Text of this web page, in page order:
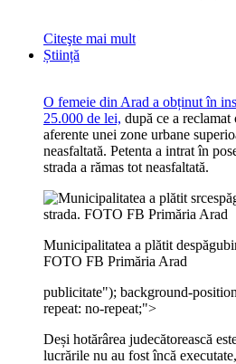
Citeşte mai mult
Știință
O femeie din Arad a obținut în
25.000 de lei, după ce a reclamat
aferente unei zone urbane
neasfaltată. Petenta a intrat în
strada a rămas tot neasfaltată.
Municipalitatea a plătit
FOTO FB Primăria Arad
publicitate"); background-
repeat: no-repeat;">
Deși hotărârea judecătorească
lucrările nu au fost încă